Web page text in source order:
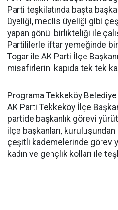
Parti teşkilatında başta
üyeliği, meclis üyeliği gibi
yapan gönül birlikteliği ile
Partililerle iftar yemeğinde
Togar ile AK Parti İlçe
misafirlerini kapıda tek tek
Programa Tekkeköy Belediye
AK Parti Tekkeköy İlçe
partide başkanlık görevi
ilçe başkanları,
çeşitli kademelerinde görev
kadın ve gençlik kolları ile